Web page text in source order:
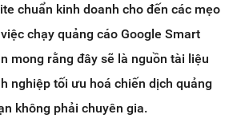
chuẩn kinh doanh cho đến các mẹo
chạy quảng cáo Google Smart
mong rằng đây sẽ là nguồn tài liệu
nghiệp tối ưu hoá chiến dịch quảng
không phải chuyên gia.